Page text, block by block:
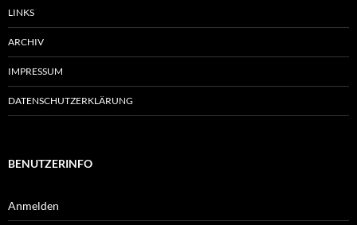
LINKS
ARCHIV
IMPRESSUM
DATENSCHUTZERKLÄRUNG
BENUTZERINFO
Anmelden